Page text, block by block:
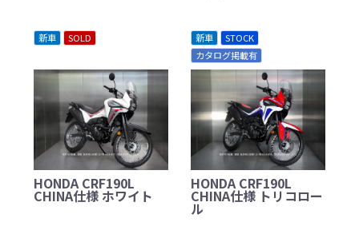
新車 SOLD
HONDA CRF190L
CHINA仕様 ホワイト
新車
STOCK
カタログ掲載有
HONDA CRF190L
CHINA仕様 トリコロー
ル